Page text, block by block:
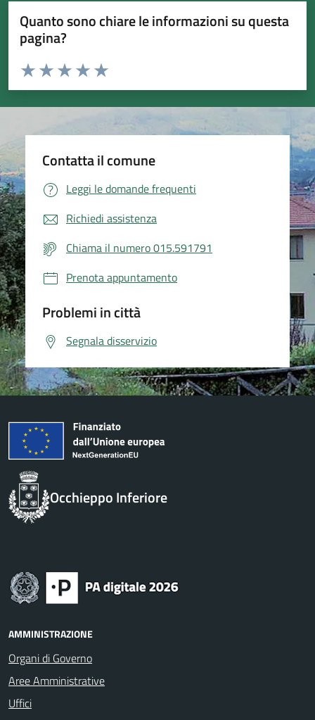
Quanto sono chiare le informazioni su questa
pagina?
Valuta da 1 a 5 stelle la pagina
Valuta 5 stelle su 5
Valuta 4 stelle su 5
Valuta 3 stelle su 5
Valuta 2 stelle su 5
Valuta 1 stelle su 5
Contatta il comune
Leggi le domande frequenti
Richiedi assistenza
Chiama il numero 015.591791
Prenota appuntamento
Problemi in città
Segnala disservizio
Occhieppo Inferiore
AMMINISTRAZIONE
Organi di Governo
Aree Amministrative
Uffici